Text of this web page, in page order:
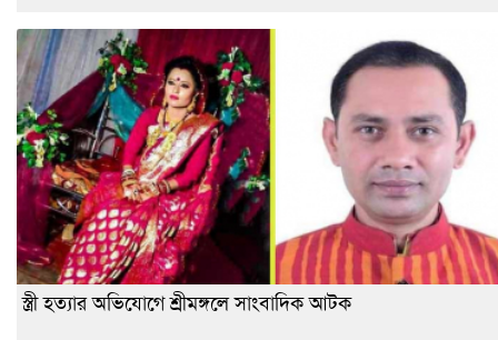
স্ত্রী হত্যার অভিযোগে শ্রীমঙ্গলে সাংবাদিক আটক